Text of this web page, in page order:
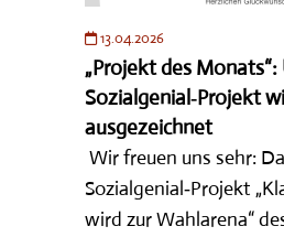
13.04.2026
„Projekt des Monats“:
Sozialgenial‑Projekt
ausgezeichnet
Wir freuen uns sehr:
Sozialgenial‑Projekt
wird zur Wahlarena“